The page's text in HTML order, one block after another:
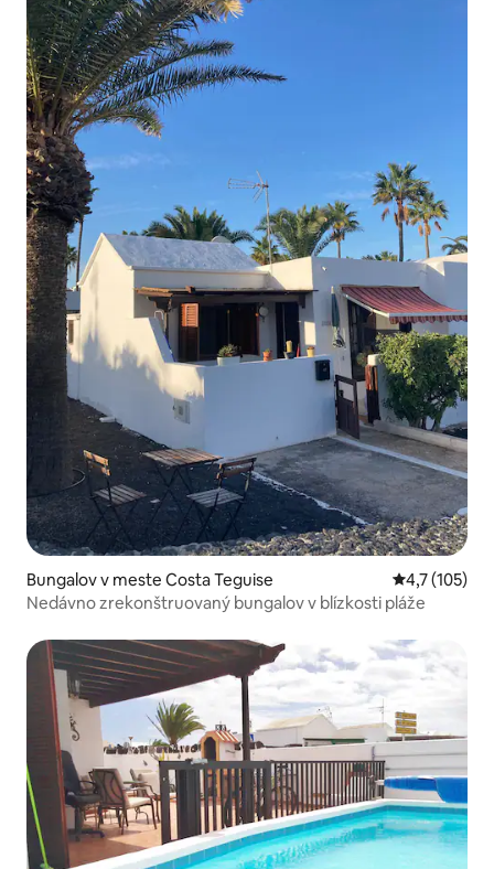
Bungalov v meste Costa Teguise Priemerné
4,7 (105)
Nedávno zrekonštruovaný bungalov v blízkosti pláže